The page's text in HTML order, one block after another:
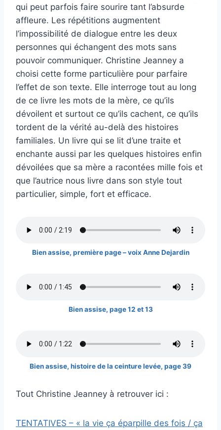
qui peut parfois faire sourire tant l’absurde
affleure. Les répétitions augmentent
l’impossibilité de dialogue entre les deux
personnes qui échangent des mots sans
pouvoir communiquer. Christine Jeanney a
choisi cette forme particulière pour parfaire
l’effet de son texte. Elle interroge tout au long
de ce livre les mots de la mère, ce qu’ils
dévoilent et surtout ce qu’ils cachent, ce qu’ils
tordent de la vérité au-delà des histoires
familiales. Un livre qui se lit d’une traite et
enchante aussi par les quelques histoires enfin
dévoilées que sa mère a racontées mille fois et
que l’autrice nous livre dans son style tout
particulier, simple, fort et efficace.
Bien assise, première page – voix Anne Dejardin
Bien assise, page 12 et 13
Bien assise, histoire de la ceinture levée, page 39
Tout Christine Jeanney à retrouver ici :
TENTATIVES – « la vie ça éparpille des fois / ça